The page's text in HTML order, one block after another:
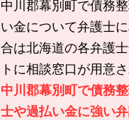
中川郡幕別町で債務
い金について弁護士
合は北海道の各弁護
トに相談窓口が用意
中川郡幕別町で債務
士や過払い金に強い